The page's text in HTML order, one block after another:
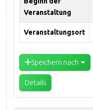
Veranstaltung
Veranstaltungsort
Speichern nach
Details